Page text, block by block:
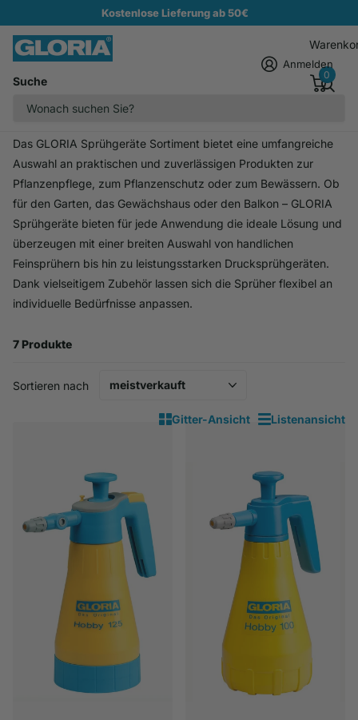
Kostenlose Lieferung ab 50€
Suche
Anmelden
0
Homepage
Sprühen im Garten
Das GLORIA Sprühgeräte Sortiment bietet eine umfangreiche
Auswahl an praktischen und zuverlässigen Produkten zur
Pflanzenpflege, zum Pflanzenschutz oder zum Bewässern. Ob
für den Garten, das Gewächshaus oder den Balkon – GLORIA
Sprühgeräte bieten für jede Anwendung die ideale Lösung und
überzeugen mit einer breiten Auswahl von handlichen
Feinsprühern bis hin zu leistungsstarken Drucksprühgeräten.
Dank vielseitigem Zubehör lassen sich die Sprüher flexibel an
individuelle Bedürfnisse anpassen.
7 Produkte
Gitter-Ansicht Listenansicht
Sortieren nach